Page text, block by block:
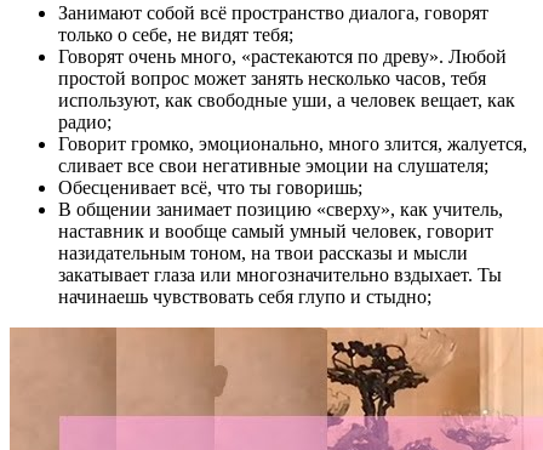
Занимают собой всё пространство диалога, говорят
только о себе, не видят тебя;
Говорят очень много, «растекаются по древу». Любой
простой вопрос может занять несколько часов, тебя
используют, как свободные уши, а человек вещает, как
радио;
Говорит громко, эмоционально, много злится, жалуется,
сливает все свои негативные эмоции на слушателя;
Обесценивает всё, что ты говоришь;
В общении занимает позицию «сверху», как учитель,
наставник и вообще самый умный человек, говорит
назидательным тоном, на твои рассказы и мысли
закатывает глаза или многозначительно вздыхает. Ты
начинаешь чувствовать себя глупо и стыдно;